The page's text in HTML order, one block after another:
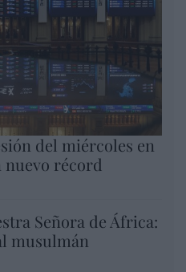
del miércoles en
nuevo récord
Señora de África:
musulmán